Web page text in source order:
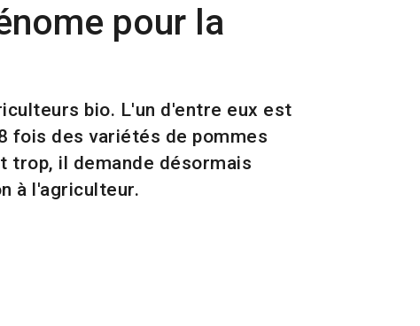
pour la
bio. L'un d'entre eux est
fois des variétés de pommes
trop, il demande désormais
à l'agriculteur.